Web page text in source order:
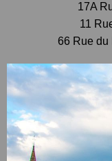
17A
11
66 Rue du